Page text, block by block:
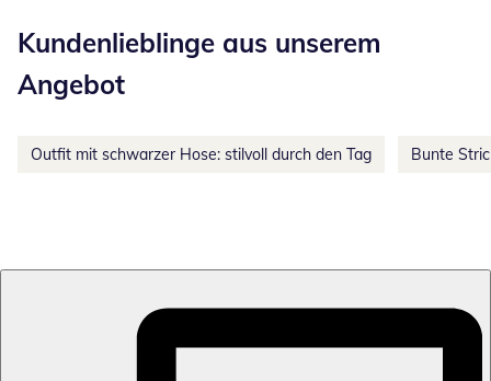
Kundenlieblinge aus unserem
Angebot
Outfit mit schwarzer Hose: stilvoll durch den Tag Bunte